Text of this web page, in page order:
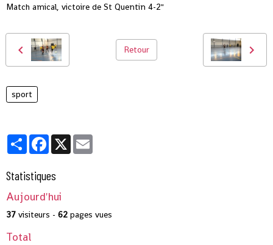
Match amical, victoire de St Quentin 4-2"
Retour
sport
PartagerFacebook
X
Statistiques
Aujourd'hui
37 visiteurs - 62 pages vues
Total